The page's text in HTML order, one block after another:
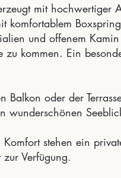
mit hochwertiger
komfortablem
und offenem
zu kommen. Ein
Balkon oder der
wunderschönen
Komfort stehen ein
Verfügung.